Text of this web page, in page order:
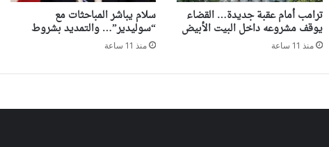
ترامب أمام عقبة جديدة… القضاء
يوقف مشروعه داخل البيت الأبيض
منذ 11 ساعة
سلام يباشر المباحثات مع
“سوليدير”… والتمديد بشروط
منذ 11 ساعة